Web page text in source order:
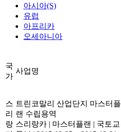
아시아(S)
유럽
아프리카
오세아니아
국
가
사업명
스
리
랑
트린코말리 산업단지 마스터플
랜 수립용역
스리랑카 | 마스터플랜 | 국토교